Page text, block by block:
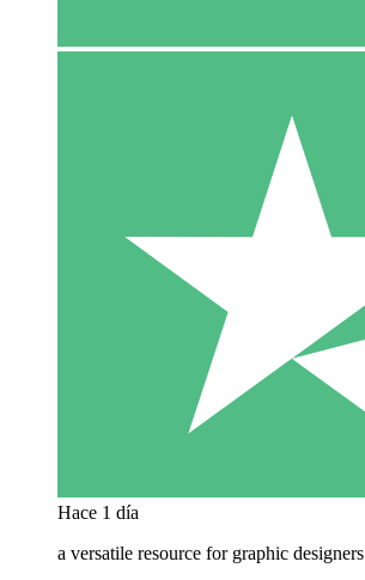
Hace 1 día
a versatile resource for graphic designers